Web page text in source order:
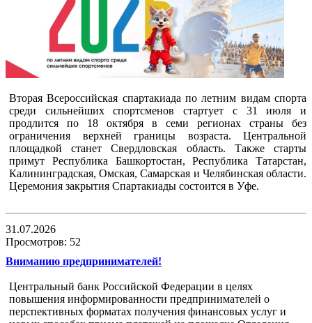
Вторая Всероссийская спартакиада по летним видам спорта
среди сильнейших спортсменов стартует с 31 июля и
продлится по 18 октября в семи регионах страны без
ограничения верхней границы возраста. Центральной
площадкой станет Свердловская область. Также старты
примут Республика Башкортостан, Республика Татарстан,
Калининградская, Омская, Самарская и Челябинская области.
Церемония закрытия Спартакиады состоится в Уфе.
31.07.2026
Просмотров: 52
Вниманию предпринимателей!
Центральный банк Российской Федерации в целях
повышения информированности предпринимателей о
перспективных форматах получения финансовых услуг и